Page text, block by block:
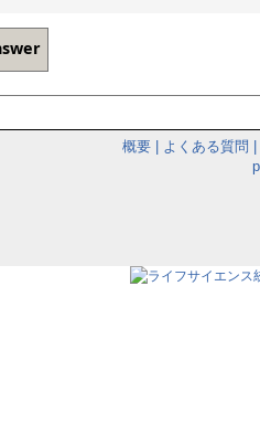
概要 よくある質問